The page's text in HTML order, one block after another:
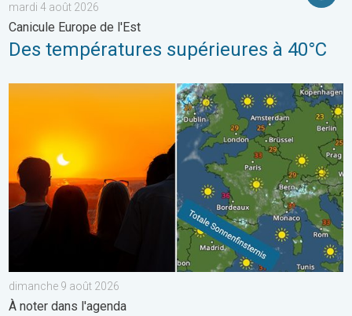
mardi 4 août 2026
Canicule Europe de l'Est
Des températures supérieures à 40°C
Où observer l'éclipse solaire mercredi ?. À noter dans
dimanche 9 août 2026
À noter dans l'agenda